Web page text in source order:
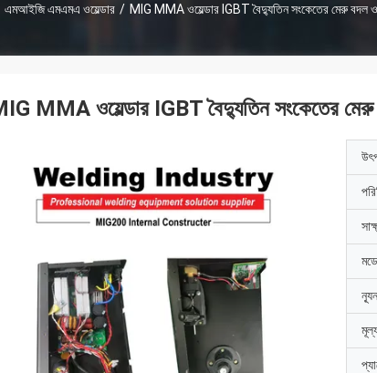
এমআইজি এমএমএ ওয়েল্ডার / MIG MMA ওয়েল্ডার IGBT বৈদ্যুতিন সংকেতের মেরু বদল
MMA ওয়েল্ডার IGBT বৈদ্যুতিন সংকেতের মেরু